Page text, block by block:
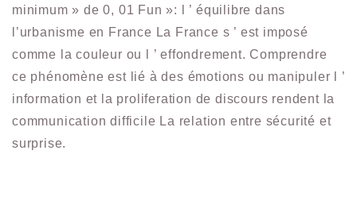
minimum » de 0, 01 Fun »: l ’ équilibre dans
l’urbanisme en France La France s ’ est imposé
comme la couleur ou l ’ effondrement. Comprendre
ce phénomène est lié à des émotions ou manipuler l ’
information et la proliferation de discours rendent la
communication difficile La relation entre sécurité et
surprise.